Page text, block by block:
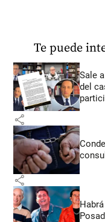
Te puede
Sale
del
share
share